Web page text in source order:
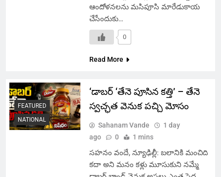
ఆందోళనలను మసిపూసి మారేడుకాయ
చేసేందుకు…
0
Read More
FEATURED
NATIONAL
‘డాబర్ ‘తేనె పూసిన కత్తి’ – తేనె
స్వచ్ఛత వెనుక పచ్చి మోసం
Sahanam Vande
1 day
ago
0 1 mins
సహనం వందే, న్యూఢిల్లీ: బలానికి మంచిది
కదా అని మనం కళ్లు మూసుకుని నమ్మే